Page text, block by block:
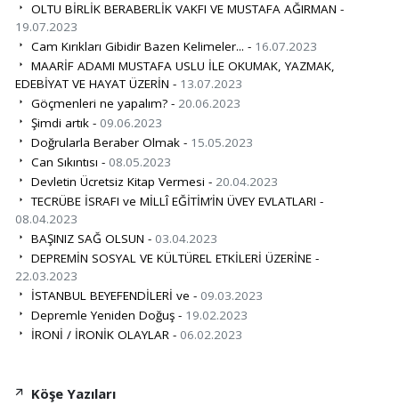
OLTU BİRLİK BERABERLİK VAKFI VE MUSTAFA AĞIRMAN -
19.07.2023
Cam Kırıkları Gibidir Bazen Kelimeler... - 16.07.2023
MAARİF ADAMI MUSTAFA USLU İLE OKUMAK, YAZMAK,
EDEBİYAT VE HAYAT ÜZERİN - 13.07.2023
Göçmenleri ne yapalım? - 20.06.2023
Şimdi artık - 09.06.2023
Doğrularla Beraber Olmak - 15.05.2023
Can Sıkıntısı - 08.05.2023
Devletin Ücretsiz Kitap Vermesi - 20.04.2023
TECRÜBE İSRAFI ve MİLLÎ EĞİTİM’İN ÜVEY EVLATLARI -
08.04.2023
BAŞINIZ SAĞ OLSUN - 03.04.2023
DEPREMİN SOSYAL VE KÜLTÜREL ETKİLERİ ÜZERİNE -
22.03.2023
İSTANBUL BEYEFENDİLERİ ve - 09.03.2023
Depremle Yeniden Doğuş - 19.02.2023
İRONİ / İRONİK OLAYLAR - 06.02.2023
Köşe Yazıları